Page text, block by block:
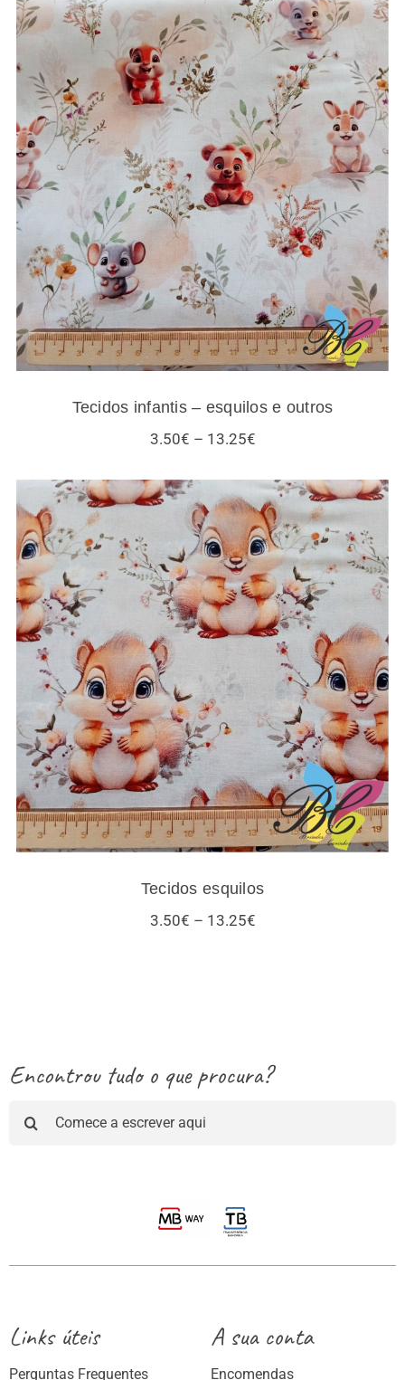
through
7.50€
Tecidos infantis – esquilos e outros
Tecidos infantis – esquilos e outros
3.50€ – 13.25€Price
through
13.25€
Tecidos esquilos
Tecidos esquilos
3.50€ – 13.25€Price
Encontrou tudo o que procura?
Links úteis
Perguntas Frequentes
A sua conta
Encomendas